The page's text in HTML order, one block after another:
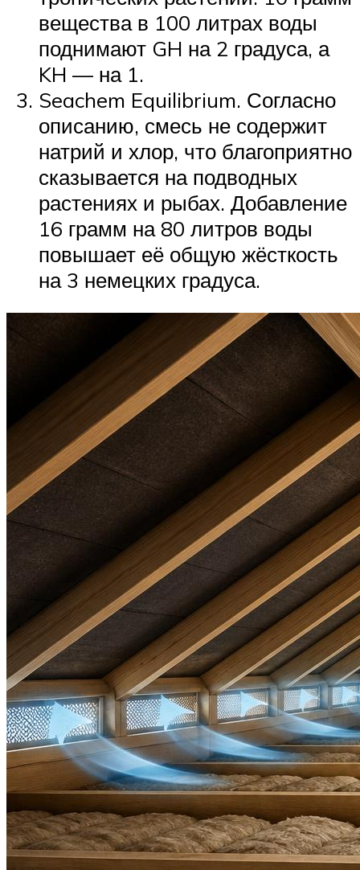
вещества в 100 литрах воды
поднимают GH на 2 градуса, а
KH — на 1.
Seachem Equilibrium. Согласно
описанию, смесь не содержит
натрий и хлор, что благоприятно
сказывается на подводных
растениях и рыбах. Добавление
16 грамм на 80 литров воды
повышает её общую жёсткость
на 3 немецких градуса.